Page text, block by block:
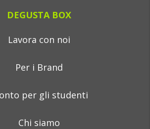
DEGUSTA BOX
Lavora con noi
Per i Brand
per gli studenti
Chi siamo